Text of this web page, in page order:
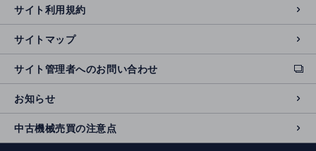
t
e
サイト利用規約
サイトマップ
サイト管理者へのお問い合わせ
ext
e
r
n
al
si
お知らせ
中古機械売買の注意点